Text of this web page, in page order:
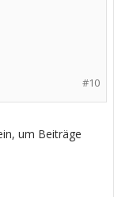
#10
um Beiträge